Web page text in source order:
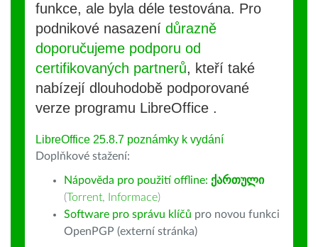
funkce, ale byla déle testována. Pro
podnikové nasazení důrazně
doporučujeme podporu od
certifikovaných partnerů, kteří také
nabízejí dlouhodobě podporované
verze programu LibreOffice .
LibreOffice 25.8.7 poznámky k vydání
Doplňkové stažení:
Nápověda pro použití offline: ქართული
(Torrent, Informace)
Software pro správu klíčů pro novou funkci
OpenPGP (externí stránka)